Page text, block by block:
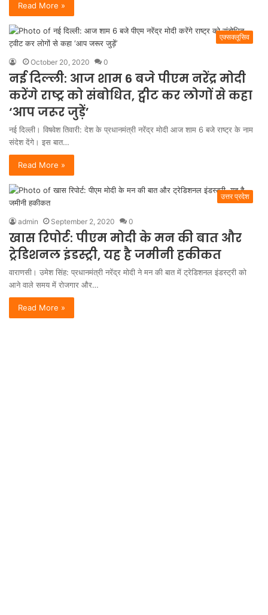
Read More »
एक्सक्लूसिव
October 20, 2020 0
नई दिल्ली: आज शाम 6 बजे पीएम नरेंद्र मोदी
करेंगे राष्ट्र को संबोधित, ट्वीट कर लोगों से कहा
‘आप जरूर जुड़ें’
नई दिल्ली। विषवेश तिवारी: देश के प्रधानमंत्री नरेंद्र मोदी आज शाम 6 बजे राष्ट्र के नाम
संदेश देंगे। इस बात…
Read More »
उत्तर प्रदेश
admin September 2, 2020 0
खास रिपोर्ट: पीएम मोदी के मन की बात और
ट्रेडिशनल इंडस्ट्री, यह है जमीनी हकीकत
वाराणसी। उमेश सिंह: प्रधानमंत्री नरेंद्र मोदी ने मन की बात में ट्रेडिशनल इंडस्ट्री को
आने वाले समय में रोजगार और…
Read More »